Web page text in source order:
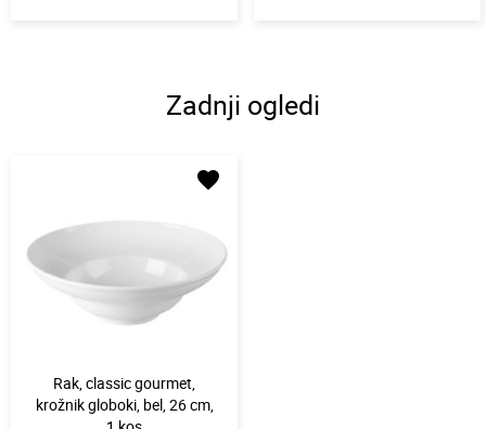
Zadnji ogledi
favorite
Rak, classic gourmet,
krožnik globoki, bel, 26 cm,